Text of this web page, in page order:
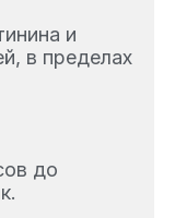
и
в пределах
до